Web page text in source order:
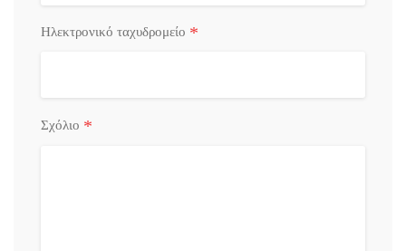
Ηλεκτρονικό ταχυδρομείο *
Σχόλιο *